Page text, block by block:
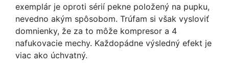
exemplár je oproti sérií pekne položený na pupku,
nevedno akým spôsobom. Trúfam si však vysloviť
domnienky, že za to môže kompresor a 4
nafukovacie mechy. Každopádne výsledný efekt je
viac ako úchvatný.